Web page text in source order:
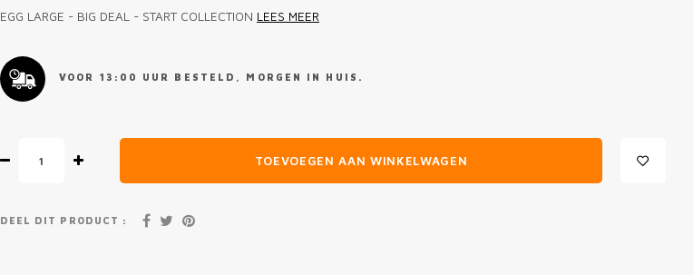
EGG LARGE - BIG DEAL - START COLLECTION LEES MEER
VOOR 13:00 UUR BESTELD, MORGEN IN HUIS.
TOEVOEGEN AAN WINKELWAGEN
DEEL DIT PRODUCT :